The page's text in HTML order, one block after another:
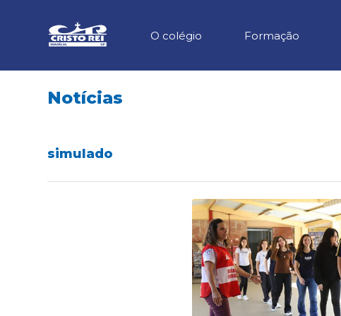
O colégio Formação
Notícias
simulado